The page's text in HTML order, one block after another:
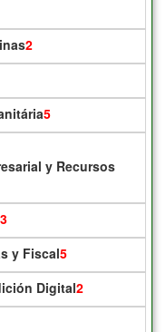
2
5
y Recursos
3
y Fiscal5
Digital2